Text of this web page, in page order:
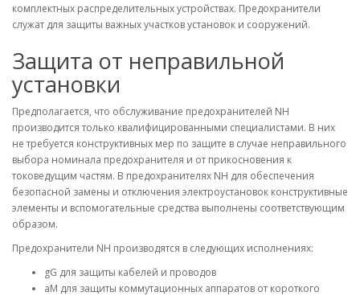
комплектных распределительных устройствах. Предохранители
служат для защиты важных участков установок и сооружений.
Защита от неправильной
установки
Предполагается, что обслуживание предохранителей NH
производится только квалифицированными специалистами. В них
не требуется конструктивных мер по защите в случае неправильного
выбора номинала предохранителя и от прикосновения к
токоведущим частям. В предохранителях NH для обеспечения
безопасной замены и отключения электроустановок конструктивные
элементы и вспомогательные средства выполнены соответствующим
образом.
Предохранители NH производятся в следующих исполнениях:
gG для защиты кабелей и проводов
aM для защиты коммутационных аппаратов от короткого